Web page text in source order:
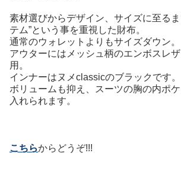
素材選びからデザイン、サイズに至るま
テム”という事を重視した財布。
通常のウォレットよりもサイズダウン。
アウターにはメッシュ柄のエンボスレ
用。
インナーはヌメclassicのブラックです。
ボリュームも抑え、スーツの胸の内ポ
入れられます。
こちらからどうぞ!!!